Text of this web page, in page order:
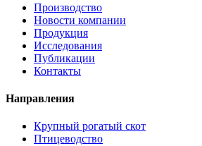
Производство
Новости компании
Продукция
Исследования
Публикации
Контакты
Направления
Крупный рогатый скот
Птицеводство